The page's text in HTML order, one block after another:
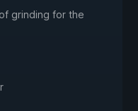
grinding for the